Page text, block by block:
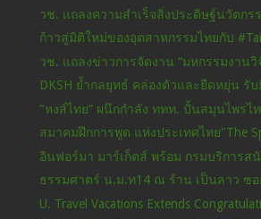
วช. แถลงความสำเร็จสิ่งประดิษฐ์นวัตกร
ก้าวสู่มิติใหม่ของอุตสาหกรรมไทยกับ
วช. แถลงข่าวการจัดงาน “มหกรรมงาน
DKSH ย้ำกลยุทธ์ คล่องตัวและยืดหยุ่น รั
"หงส์ไทย” ผนึกกำลัง ททท. ปั้นสมุนไพรไ
สมาคมฝึกการพูด แห่งประเทศไทย"The
อินฟอร์มา มาร์เก็ตส์ พร้อม กรมบริการ
ธรรมศาตร์ น.ม.ท14 ณ ร้าน เป็นลาว ซอ
U. Travel Vacations Extends